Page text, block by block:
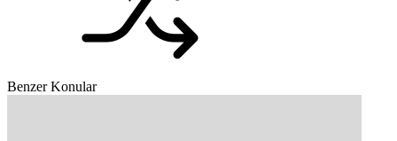
Benzer Konular